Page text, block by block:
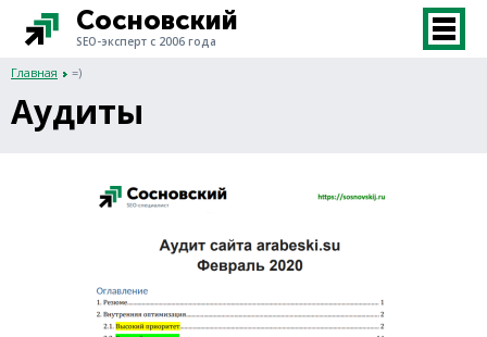
Сосновский
SEO-эксперт с 2006 года
Главная =)
Аудиты